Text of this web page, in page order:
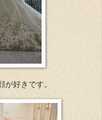
が好きです。